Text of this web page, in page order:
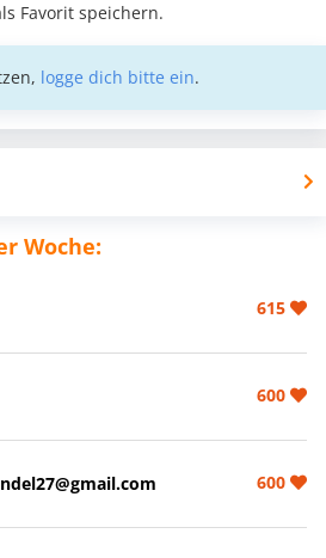
Favorit speichern.
logge dich bitte ein.
Woche:
615
600
600